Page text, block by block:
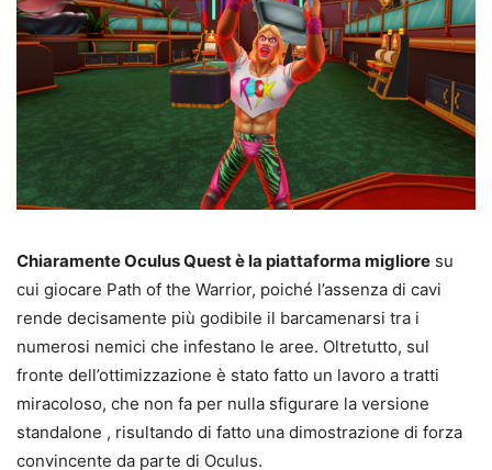
Chiaramente Oculus Quest è la piattaforma migliore su
cui giocare Path of the Warrior, poiché l’assenza di cavi
rende decisamente più godibile il barcamenarsi tra i
numerosi nemici che infestano le aree. Oltretutto, sul
fronte dell’ottimizzazione è stato fatto un lavoro a tratti
miracoloso, che non fa per nulla sfigurare la versione
standalone , risultando di fatto una dimostrazione di forza
convincente da parte di Oculus.